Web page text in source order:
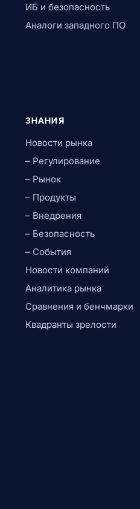
ИБ и безопасность
Аналоги западного ПО
ЗНАНИЯ
Новости рынка
– Регулирование
– Рынок
– Продукты
– Внедрения
– Безопасность
– События
Новости компаний
Аналитика рынка
Сравнения и бенчмарки
Квадранты зрелости